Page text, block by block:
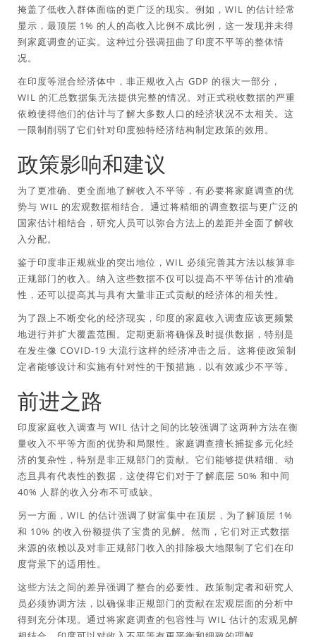
掩盖了低收入群体面临的更广泛的现实。例如，WIL 的估计经常
显示，最顶层 1% 的人的高收入比例不成比例，这一发现并未得
到家庭调查的证实。这种过分强调扭曲了印度不平等的整体情
况。
在印度等混合经济体中，非正规收入占 GDP 的很大一部分，
WIL 的汇总数据集无法提供完整的情况。对正式税收数据的严重
依赖使得他们的估计与了解大多数人口的经济状况不太相关。这
一限制削弱了它们针对印度独特经济结构制定政策的效用。
政策影响和建议
为了更准确、更全面地了解收入不平等，有必要将家庭调查的优
势与 WIL 的宏观数据相结合。通过将精细的调查数据与更广泛的
国家估计相结合，研究人员可以弥合方法上的差距并全面了解收
入分配。
鉴于印度非正规就业的突出地位，WIL 必须完善其方法以核算非
正规部门的收入。纳入这些数据不仅可以提高不平等估计的准确
性，还可以提高其与具有大量非正式贡献的经济体的相关性。
为了跟上不断变化的经济现实，印度的家庭收入调查应该更频繁
地进行并扩大覆盖范围。定期更新将确保及时提供数据，特别是
在发生像 COVID-19 大流行这样的经济冲击之后。这将使政策制
定者能够设计和实施有针对性的干预措施，以有效减少不平等。
前进之路
印度家庭收入调查与 WIL 估计之间的比较强调了这两种方法在衡
量收入不平等方面的优势和局限性。家庭调查擅长捕捉多元化经
济的复杂性，特别是非正规部门的贡献。它们能够提供精细、动
态且具有代表性的数据，这使得它们对于了解底层 50% 和中间
40% 人群的收入分布不可或缺。
另一方面，WIL 的估计强调了财富集中在顶层，为了解顶层 1%
和 10% 的收入份额提供了宝贵的见解。然而，它们对正式数据
来源的依赖以及对非正规部门收入的排除极大地限制了它们在印
度背景下的适用性。
这些方法之间的差异强调了整合的必要性。政策制定者和研究人
员必须协调方法，以确保非正规部门的贡献在宏观层面的分析中
得到充分体现。通过将家庭调查的包容性与 WIL 估计的宏观见解